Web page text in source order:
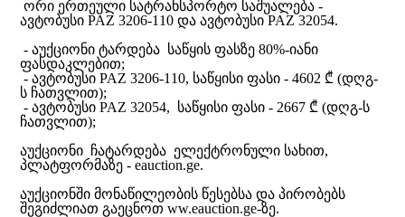
ორი ერთეული სატრანსპორტო საშუალება -
ავტობუსი PAZ 3206-110 და ავტობუსი PAZ 32054.
- აუქციონი ტარდება საწყის ფასზე 80%-იანი
ფასდაკლებით;
- ავტობუსი PAZ 3206-110, საწყისი ფასი - 4602 ₾ (დღგ-
ს ჩათვლით);
- ავტობუსი PAZ 32054, საწყისი ფასი - 2667 ₾ (დღგ-ს
ჩათვლით);
აუქციონი ჩატარდება ელექტრონული სახით,
პლატფორმაზე - eauction.ge.
აუქციონში მონაწილეობის წესებსა და პირობებს
შეგიძლიათ გაეცნოთ ww.eauction.ge-ზე.